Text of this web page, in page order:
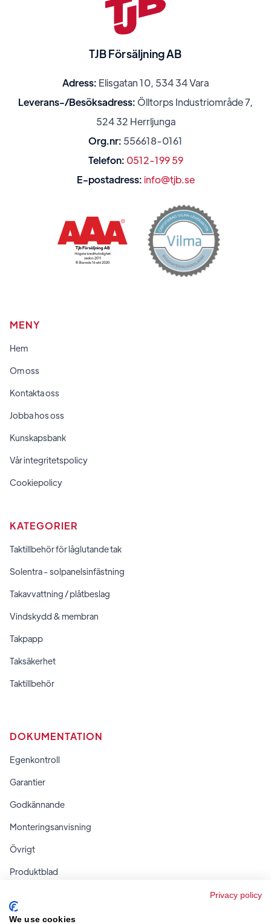
TJB Försäljning AB
Adress: Elisgatan 10, 534 34 Vara
Leverans-/Besöksadress: Ölltorps Industriområde 7,
524 32 Herrljunga
Org.nr: 556618-0161
Telefon: 0512-199 59
E-postadress: info@tjb.se
MENY
Hem
Om oss
Kontakta oss
Jobba hos oss
Kunskapsbank
Vår integritetspolicy
Cookiepolicy
KATEGORIER
Taktillbehör för låglutande tak
Solentra - solpanelsinfästning
Takavvattning / plåtbeslag
Vindskydd & membran
Takpapp
Taksäkerhet
Taktillbehör
DOKUMENTATION
Egenkontroll
Garantier
Godkännande
Monteringsanvisning
Övrigt
Produktblad
Privacy policy
We use cookies